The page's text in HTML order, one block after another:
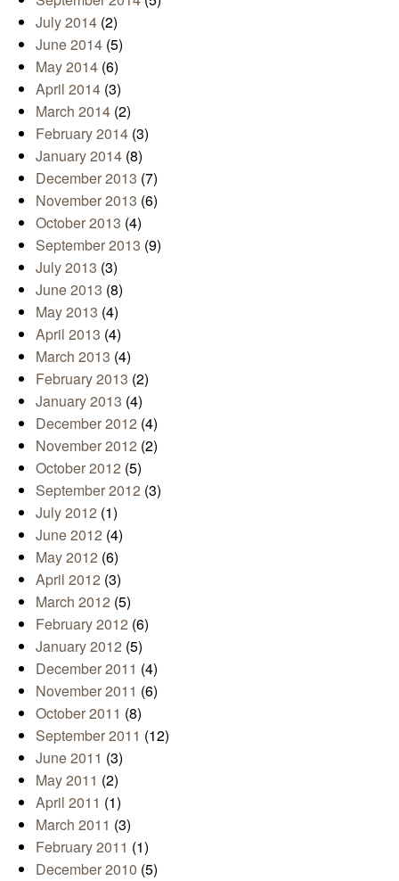
July 2014 (2)
June 2014 (5)
May 2014 (6)
April 2014 (3)
March 2014 (2)
February 2014 (3)
January 2014 (8)
December 2013 (7)
November 2013 (6)
October 2013 (4)
September 2013 (9)
July 2013 (3)
June 2013 (8)
May 2013 (4)
April 2013 (4)
March 2013 (4)
February 2013 (2)
January 2013 (4)
December 2012 (4)
November 2012 (2)
October 2012 (5)
September 2012 (3)
July 2012 (1)
June 2012 (4)
May 2012 (6)
April 2012 (3)
March 2012 (5)
February 2012 (6)
January 2012 (5)
December 2011 (4)
November 2011 (6)
October 2011 (8)
September 2011 (12)
June 2011 (3)
May 2011 (2)
April 2011 (1)
March 2011 (3)
February 2011 (1)
December 2010 (5)